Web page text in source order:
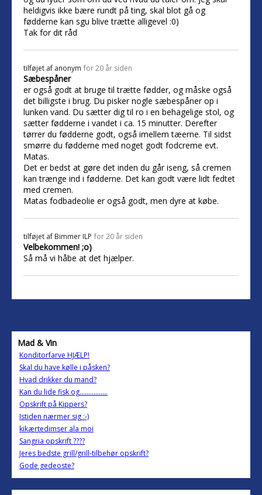
heldigvis ikke bære rundt på ting, skal blot gå og
fødderne kan sgu blive trætte alligevel :0)
Tak for dit råd
tilføjet af anonym for 20 år siden
Sæbespåner
er også godt at bruge til trætte fødder, og måske også
det billigste i brug. Du pisker nogle sæbespåner op i
lunken vand. Du sætter dig til ro i en behagelige stol, og
sætter fødderne i vandet i ca. 15 minutter. Derefter
tørrer du fødderne godt, også imellem tæerne. Til sidst
smørre du fødderne med noget godt fodcreme evt.
Matas.
Det er bedst at gøre det inden du går iseng, så cremen
kan trænge ind i fødderne. Det kan godt være lidt fedtet
med cremen.
Matas fodbadeolie er også godt, men dyre at købe.
tilføjet af Bimmer ILP for 20 år siden
Velbekommen! ;o)
Så må vi håbe at det hjælper.
Mad & Vin
Konditorfarve HJÆLP!
Skal du have kølle i påsken?
Hvad drikker du mand?
Kan du lide fisk og................
Opskrift på Kippers?
Istiden nærmer sig :-)
kikærtedimser ala moi
Sangria opskrift ????
Jeres bedste grill/grill-tilbehør opskrift?
Gode gedeoste?